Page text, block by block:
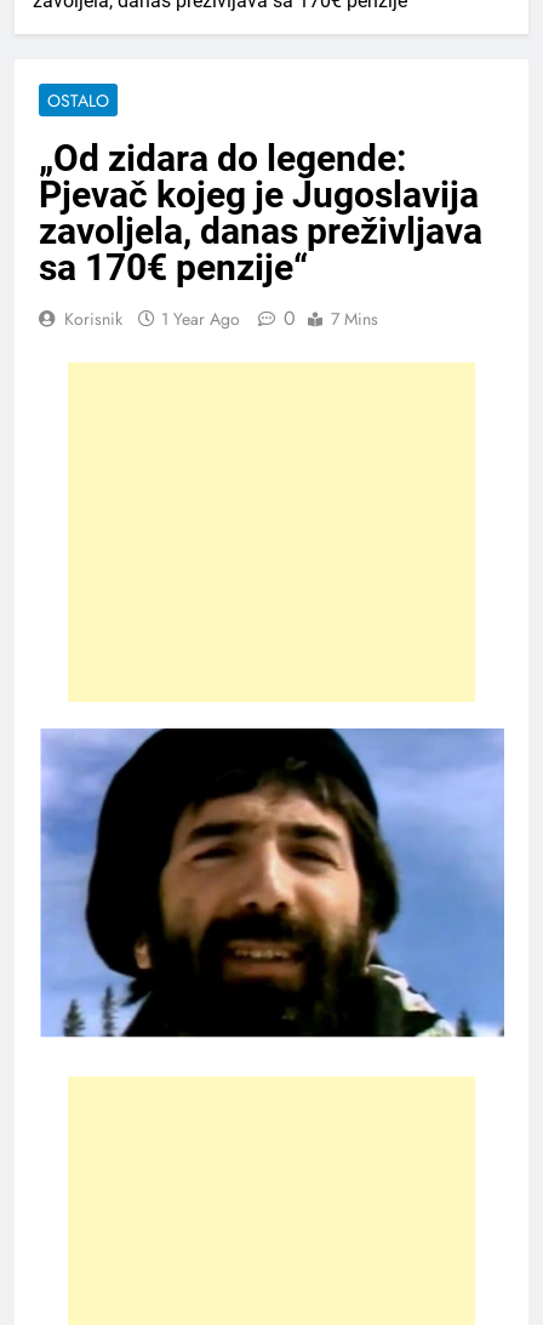
OSTALO
„Od zidara do legende:
Pjevač kojeg je Jugoslavija
zavoljela, danas preživljava
sa 170€ penzije“
Korisnik 1 Year Ago 0 7 Mins